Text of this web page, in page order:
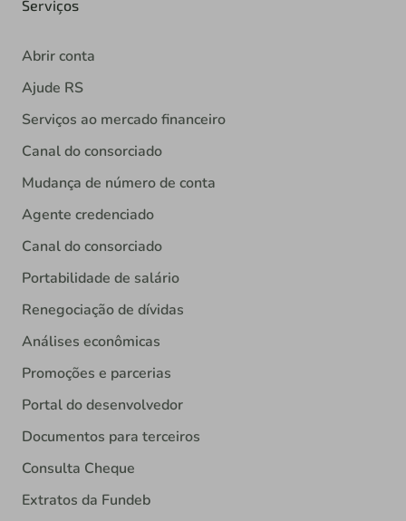
Serviços
Abrir conta
Ajude RS
Serviços ao mercado financeiro
Canal do consorciado
Mudança de número de conta
Agente credenciado
Canal do consorciado
Portabilidade de salário
Renegociação de dívidas
Análises econômicas
Promoções e parcerias
Portal do desenvolvedor
Documentos para terceiros
Consulta Cheque
Extratos da Fundeb